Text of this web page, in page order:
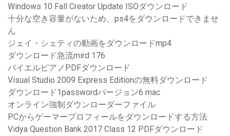
Windows 10 Fall Creator Update ISOダウンロード
十分な空き容量がないため、ps4をダウンロードできませ
ん
ジェイ・シェティの動画をダウンロードmp4
ダウンロード急流mird 176
バイエルピアノPDFダウンロード
Visual Studio 2009 Express Editionの無料ダウンロード
ダウンロード1passwordバージョン6 mac
オンライン強制ダウンローダーファイル
PCからゲーマープロフィールをダウンロードする方法
Vidya Question Bank 2017 Class 12 PDFダウンロード